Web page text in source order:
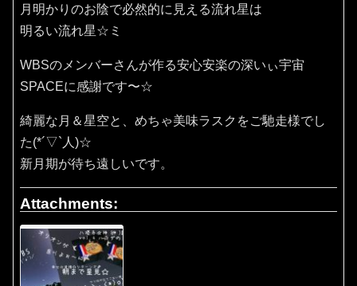
月明かりのお陰で必然的に見える流れ星は
明るい流れ星☆ミ
WBSのメンバーさんが作る安心安楽の深いぃ宇宙
SPACEに感謝です〜☆
綺麗な月＆星空と、めちゃ美味ラスクをご馳走様でし
た(*´▽`人)☆
新月期が待ち遠しいです。
Attachments: